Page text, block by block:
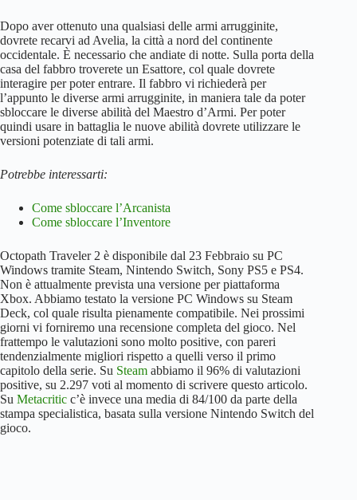
Dopo aver ottenuto una qualsiasi delle armi arrugginite,
dovrete recarvi ad Avelia, la città a nord del continente
occidentale. È necessario che andiate di notte. Sulla porta della
casa del fabbro troverete un Esattore, col quale dovrete
interagire per poter entrare. Il fabbro vi richiederà per
l’appunto le diverse armi arrugginite, in maniera tale da poter
sbloccare le diverse abilità del Maestro d’Armi. Per poter
quindi usare in battaglia le nuove abilità dovrete utilizzare le
versioni potenziate di tali armi.
Potrebbe interessarti:
Come sbloccare l’Arcanista
Come sbloccare l’Inventore
Octopath Traveler 2 è disponibile dal 23 Febbraio su PC
Windows tramite Steam, Nintendo Switch, Sony PS5 e PS4.
Non è attualmente prevista una versione per piattaforma
Xbox. Abbiamo testato la versione PC Windows su Steam
Deck, col quale risulta pienamente compatibile. Nei prossimi
giorni vi forniremo una recensione completa del gioco. Nel
frattempo le valutazioni sono molto positive, con pareri
tendenzialmente migliori rispetto a quelli verso il primo
capitolo della serie. Su Steam abbiamo il 96% di valutazioni
positive, su 2.297 voti al momento di scrivere questo articolo.
Su Metacritic c’è invece una media di 84/100 da parte della
stampa specialistica, basata sulla versione Nintendo Switch del
gioco.